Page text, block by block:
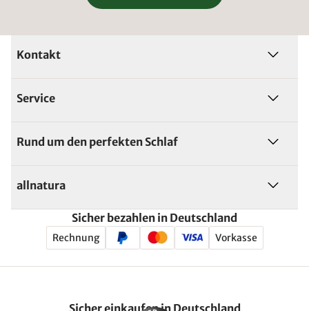
Kontakt
Service
Rund um den perfekten Schlaf
allnatura
Sicher bezahlen in Deutschland
Rechnung Vorkasse
Sicher einkaufen in Deutschland